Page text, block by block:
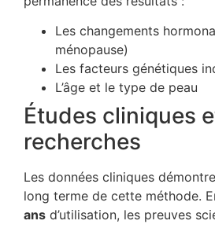
Les changements
ménopause)
Les facteurs génétiques
L’âge et le type de peau
Études cliniques
recherches
Les données cliniques
long terme de cette méthode.
ans d’utilisation, les preuves